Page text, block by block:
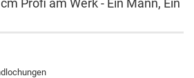
Profi am Werk - Ein Mann, Ein